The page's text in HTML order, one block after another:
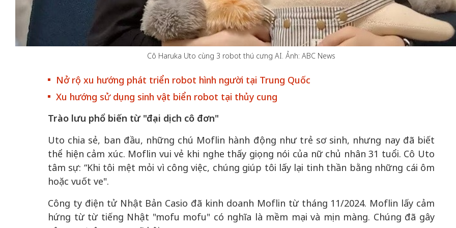
Cô Haruka Uto cùng 3 robot thú cưng AI. Ảnh: ABC News
Nở rộ xu hướng phát triển robot hình người tại Trung Quốc
Xu hướng sử dụng sinh vật biển robot tại thủy cung
Trào lưu phổ biến từ "đại dịch cô đơn"
Uto chia sẻ, ban đầu, những chú Moflin hành động như trẻ sơ sinh, nhưng nay đã biết
thể hiện cảm xúc. Moflin vui vẻ khi nghe thấy giọng nói của nữ chủ nhân 31 tuổi. Cô Uto
tâm sự: “Khi tôi mệt mỏi vì công việc, chúng giúp tôi lấy lại tinh thần bằng những cái ôm
hoặc vuốt ve".
Công ty điện tử Nhật Bản Casio đã kinh doanh Moflin từ tháng 11/2024. Moflin lấy cảm
hứng từ từ tiếng Nhật "mofu mofu" có nghĩa là mềm mại và mịn màng. Chúng đã gây
Hà Nội vững bước vào
không gian phát triển
mới - Kỳ 5: Thủ đô qua
lăng kính số hóa
50 năm Việt Nam gia
nhập UNESCO: Khơi
nguồn nội lực văn hóa,
định hình vị thế kiến
tạo | Kỳ 4: Sáng kiến
làm nên diện mạo mới
50 năm Việt Nam gia
nhập UNESCO: Khơi
nguồn nội lực văn hóa,
quốc tế bằng bản lĩnh
Việt Nam
quyết định